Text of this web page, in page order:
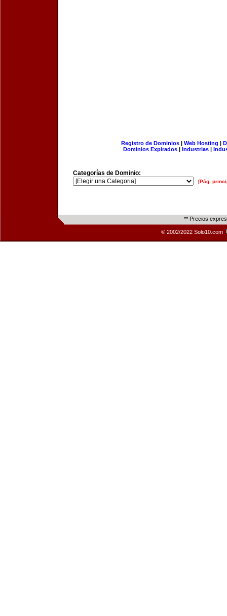
Registro de Dominios| Web Hosting |
Dominios Expirados | Industrias |
Categorías de Dominio:
[Pág.
** Precios
© 2002/2022 Solo10.com